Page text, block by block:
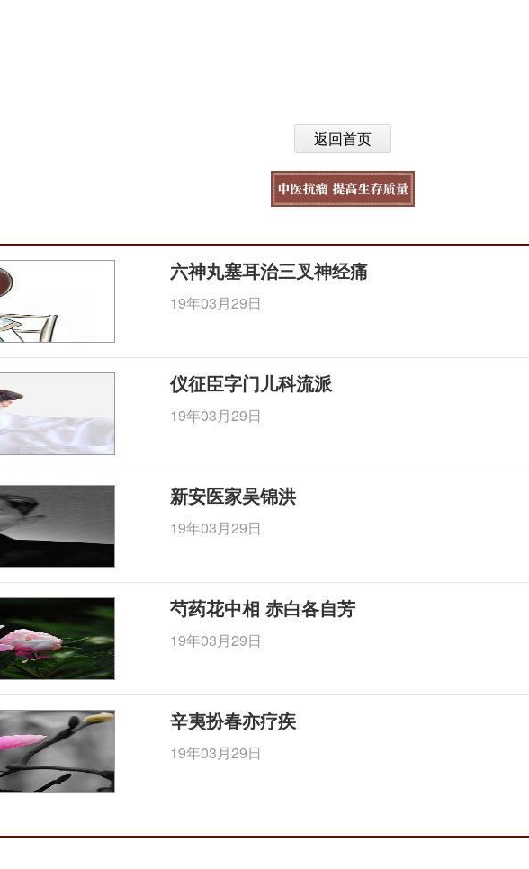
返回首页
六神丸塞耳治三叉神经痛
19年03月29日
仪征臣字门儿科流派
19年03月29日
新安医家吴锦洪
19年03月29日
芍药花中相 赤白各自芳
19年03月29日
辛夷扮春亦疗疾
19年03月29日